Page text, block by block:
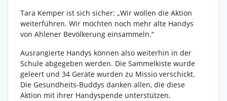
Tara Kemper ist sich sicher: „Wir wollen die Aktion
weiterführen. Wir möchten noch mehr alte Handys
von Ahlener Bevölkerung einsammeln.“
Ausrangierte Handys können also weiterhin in der
Schule abgegeben werden. Die Sammelkiste wurde
geleert und 34 Geräte wurden zu Missio verschickt.
Die Gesundheits-Buddys danken allen, die diese
Aktion mit ihrer Handyspende unterstützen.